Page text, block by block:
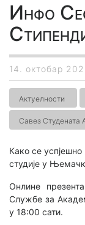
Инфо
14. октобар
Актуелности
Савез Студената
Како се успјешно
студије у
Онлине
Службе за
у 18:00 сати.